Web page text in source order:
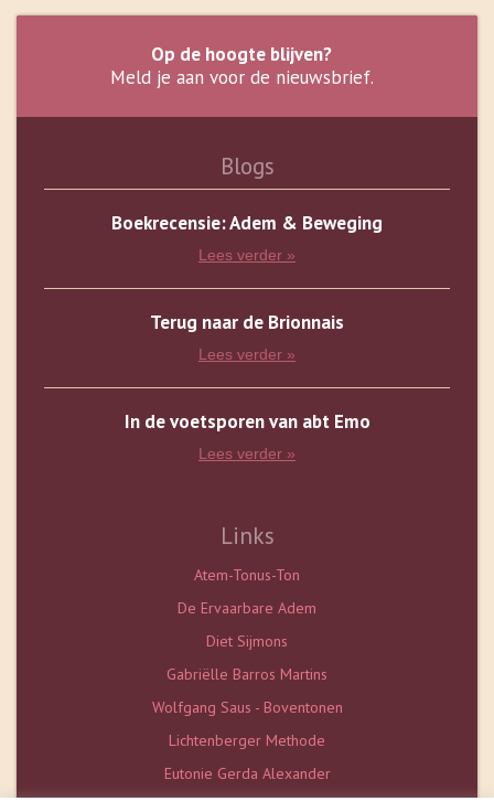
Op de hoogte blijven?
Meld je aan voor de nieuwsbrief.
Blogs
Boekrecensie: Adem & Beweging
Lees verder »
Terug naar de Brionnais
Lees verder »
In de voetsporen van abt Emo
Lees verder »
Links
Atem-Tonus-Ton
De Ervaarbare Adem
Diet Sijmons
Gabriëlle Barros Martins
Wolfgang Saus - Boventonen
Lichtenberger Methode
Eutonie Gerda Alexander